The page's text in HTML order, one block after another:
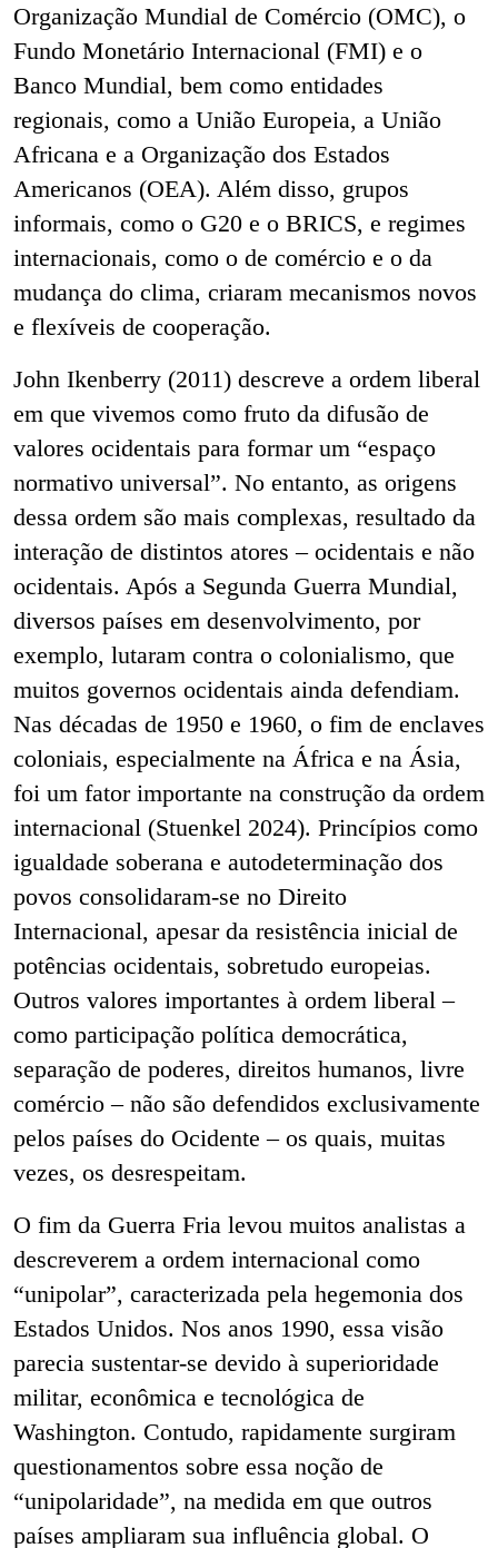
Organização Mundial de Comércio (OMC), o
Fundo Monetário Internacional (FMI) e o
Banco Mundial, bem como entidades
regionais, como a União Europeia, a União
Africana e a Organização dos Estados
Americanos (OEA). Além disso, grupos
informais, como o G20 e o BRICS, e regimes
internacionais, como o de comércio e o da
mudança do clima, criaram mecanismos novos
e flexíveis de cooperação.
John Ikenberry (2011) descreve a ordem liberal
em que vivemos como fruto da difusão de
valores ocidentais para formar um “espaço
normativo universal”. No entanto, as origens
dessa ordem são mais complexas, resultado da
interação de distintos atores – ocidentais e não
ocidentais. Após a Segunda Guerra Mundial,
diversos países em desenvolvimento, por
exemplo, lutaram contra o colonialismo, que
muitos governos ocidentais ainda defendiam.
Nas décadas de 1950 e 1960, o fim de enclaves
coloniais, especialmente na África e na Ásia,
foi um fator importante na construção da ordem
internacional (Stuenkel 2024). Princípios como
igualdade soberana e autodeterminação dos
povos consolidaram-se no Direito
Internacional, apesar da resistência inicial de
potências ocidentais, sobretudo europeias.
Outros valores importantes à ordem liberal –
como participação política democrática,
separação de poderes, direitos humanos, livre
comércio – não são defendidos exclusivamente
pelos países do Ocidente – os quais, muitas
vezes, os desrespeitam.
O fim da Guerra Fria levou muitos analistas a
descreverem a ordem internacional como
“unipolar”, caracterizada pela hegemonia dos
Estados Unidos. Nos anos 1990, essa visão
parecia sustentar-se devido à superioridade
militar, econômica e tecnológica de
Washington. Contudo, rapidamente surgiram
questionamentos sobre essa noção de
“unipolaridade”, na medida em que outros
países ampliaram sua influência global. O